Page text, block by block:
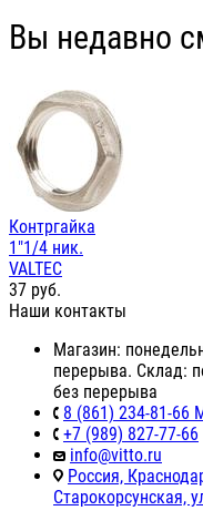
Вы недавно
Контргайка
1"1/4 ник.
VALTEC
37 руб.
Наши контакты
Магазин:
перерыва. Склад:
без перерыва
8 (861) 234-81-66
+7 (989) 827-77-66
info@vitto.ru
Россия,
Старокорсунская,